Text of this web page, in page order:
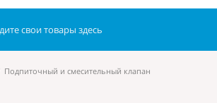
Подпиточный и смесительный клапан